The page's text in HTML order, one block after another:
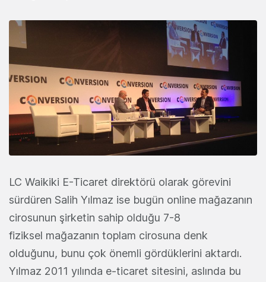
LC Waikiki E-Ticaret direktörü olarak görevini
sürdüren Salih Yılmaz ise bugün online mağazanın
cirosunun şirketin sahip olduğu 7-8
fiziksel mağazanın toplam cirosuna denk
olduğunu, bunu çok önemli gördüklerini aktardı.
Yılmaz 2011 yılında e-ticaret sitesini, aslında bu